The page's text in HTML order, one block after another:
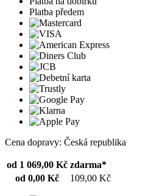
Platba předem
Cena dopravy: Česká republika
od 1 069,00 Kč zdarma*
od 0,00 Kč
109,00 Kč